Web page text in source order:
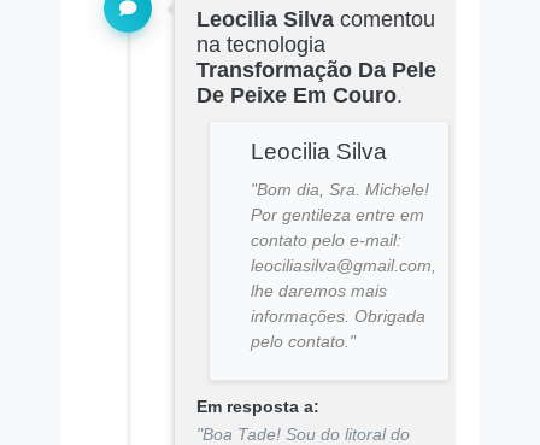
Leocilia Silva comentou
na tecnologia
Transformação Da Pele
De Peixe Em Couro.
Leocilia Silva
"Bom dia, Sra. Michele!
Por gentileza entre em
contato pelo e-mail:
leociliasilva@gmail.com,
lhe daremos mais
informações. Obrigada
pelo contato."
Em resposta a:
"Boa Tade! Sou do litoral do